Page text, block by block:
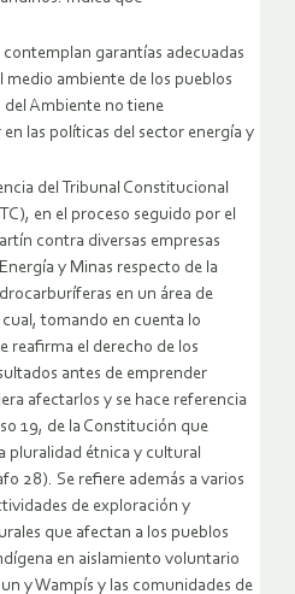
garantías adecuadas
ambiente de los pueblos
del Ambiente no tiene
las políticas del sector energía y
del Tribunal Constitucional
en el proceso seguido por el
contra diversas empresas
y Minas respecto de la
en un área de
tomando en cuenta lo
reafirma el derecho de los
antes de emprender
afectarlos y se hace referencia
19, de la Constitución que
pluralidad étnica y cultural
28). Se refiere además a varios
de exploración y
que afectan a los pueblos
en aislamiento voluntario
y Wampís y las comunidades de